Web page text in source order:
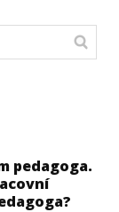
pedagoga.